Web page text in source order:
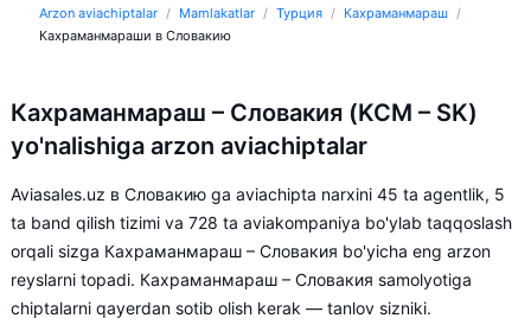
Arzon aviachiptalar Mamlakatlar Турция
Кахраманмараш
Кахраманмараши в Словакию
Кахраманмараш – Словакия (KCM – SK)
yo'nalishiga arzon aviachiptalar
Aviasales.uz в Словакию ga aviachipta narxini 45 ta agentlik, 5
ta band qilish tizimi va 728 ta aviakompaniya bo'ylab taqqoslash
orqali sizga Кахраманмараш – Словакия bo'yicha eng arzon
reyslarni topadi. Кахраманмараш – Словакия samolyotiga
chiptalarni qayerdan sotib olish kerak — tanlov sizniki.